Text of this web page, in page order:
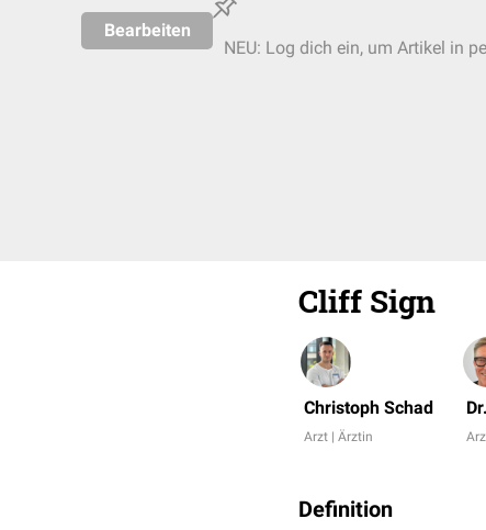
Bearbeiten
NEU: Log dich ein, um Artikel in
Cliff Sign
Christoph Schad
Arzt | Ärztin
Definition